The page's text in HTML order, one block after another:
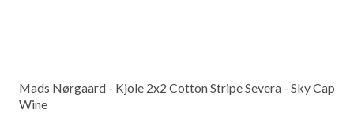
Mads Nørgaard - Kjole 2x2 Cotton Stripe Severa - Sky Cap
Wine